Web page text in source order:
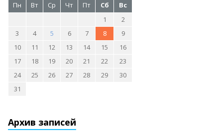
Пн
Вт Ср Чт Пт Сб
Вс
1
2
3
4 5 6 7 8
9
10
11 12 13 14 15
16
17
18 19 20 21 22
23
24
25 26 27 28 29
30
31
Архив записей